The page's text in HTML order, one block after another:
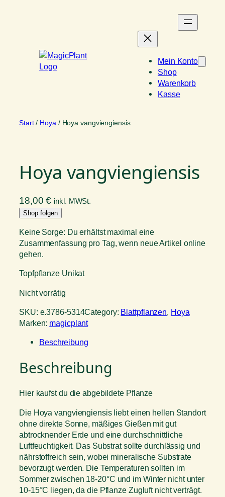
Mein Konto
Shop
Warenkorb
Kasse
Start/ Hoya / Hoya vangviengiensis
Hoya vangviengiensis
18,00€ inkl. MWSt.
Shop folgen
Keine Sorge: Du erhältst maximal eine
Zusammenfassung pro Tag, wenn neue Artikel online
gehen.
Topfpflanze Unikat
Nicht vorrätig
SKU: e.3786-5314Category: Blattpflanzen, Hoya
Marken: magicplant
Beschreibung
Beschreibung
Hier kaufst du die abgebildete Pflanze
Die Hoya vangviengiensis liebt einen hellen Standort
ohne direkte Sonne, mäßiges Gießen mit gut
abtrocknender Erde und eine durchschnittliche
Luftfeuchtigkeit. Das Substrat sollte durchlässig und
nährstoffreich sein, wobei mineralische Substrate
bevorzugt werden. Die Temperaturen sollten im
Sommer zwischen 18-20°C und im Winter nicht unter
10-15°C liegen, da die Pflanze Zugluft nicht verträgt.